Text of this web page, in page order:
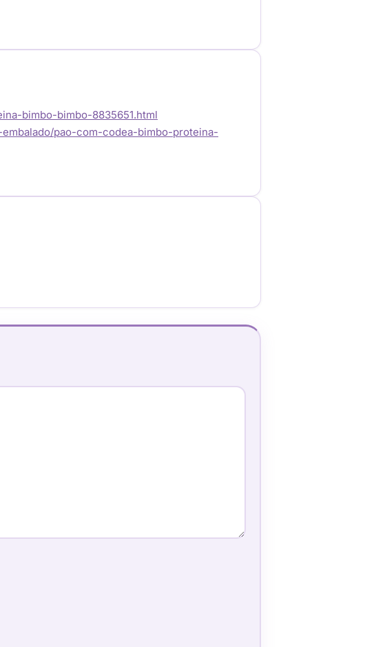
bimbo-bimbo-8835651.html
pao-com-codea-bimbo-proteina-